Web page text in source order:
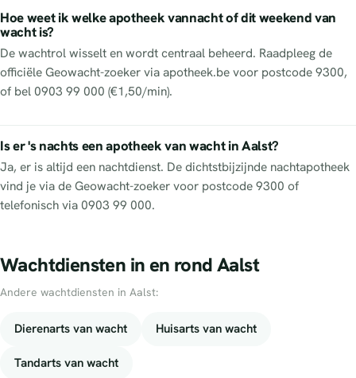
Hoe weet ik welke apotheek vannacht of dit weekend van
wacht is?
De wachtrol wisselt en wordt centraal beheerd. Raadpleeg de
officiële Geowacht-zoeker via apotheek.be voor postcode 9300,
of bel 0903 99 000 (€1,50/min).
Is er 's nachts een apotheek van wacht in Aalst?
Ja, er is altijd een nachtdienst. De dichtstbijzijnde nachtapotheek
vind je via de Geowacht-zoeker voor postcode 9300 of
telefonisch via 0903 99 000.
Wachtdiensten in en rond Aalst
Andere wachtdiensten in Aalst:
Dierenarts van wacht Huisarts van wacht
Tandarts van wacht